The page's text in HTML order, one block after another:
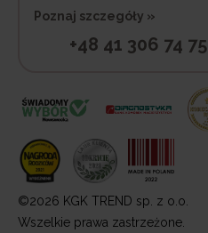
Poznaj szczegóły »
+48 41 306 74 75
©2026 KGK TREND sp. z o.o.
Wszelkie prawa zastrzeżone.